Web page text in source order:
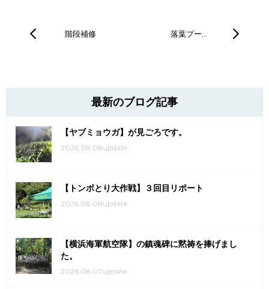
階段補修 落葉プー…
最新のブログ記事
【ヤブミョウガ】が見ごろです。
2026.08.08update
【トンボとり大作戦】３回目リポート
2026.08.08update
【横浜海軍航空隊】の鎮魂碑に黙祷を捧げまし
た。
2026.08.07update